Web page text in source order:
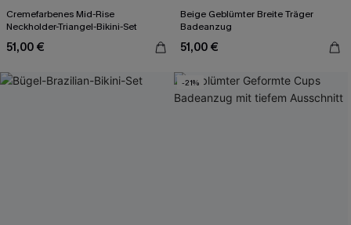
Cremefarbenes Mid-Rise
Neckholder-Triangel-Bikini-Set
51,00 €
Beige Geblümter Breite Träger
Badeanzug
51,00 €
-21%